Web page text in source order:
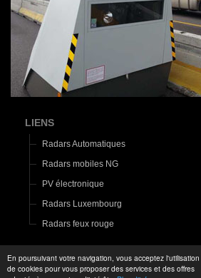
En poursuivant votre navigation, vous acceptez l'utilisation
de cookies pour vous proposer des services et des offres
LIENS
Radars Automatiques
Radars mobiles NG
PV électronique
Radars Luxembourg
Radars feux rouge